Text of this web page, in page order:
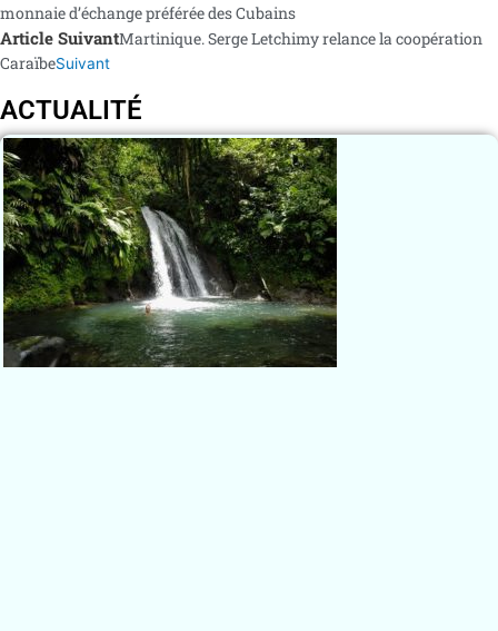
monnaie d’échange préférée des Cubains
Article SuivantMartinique. Serge Letchimy relance la coopération
CaraïbeSuivant
ACTUALITÉ